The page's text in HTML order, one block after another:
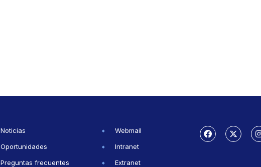
Noticias
Oportunidades
Preguntas frecuentes
Webmail
Intranet
Extranet